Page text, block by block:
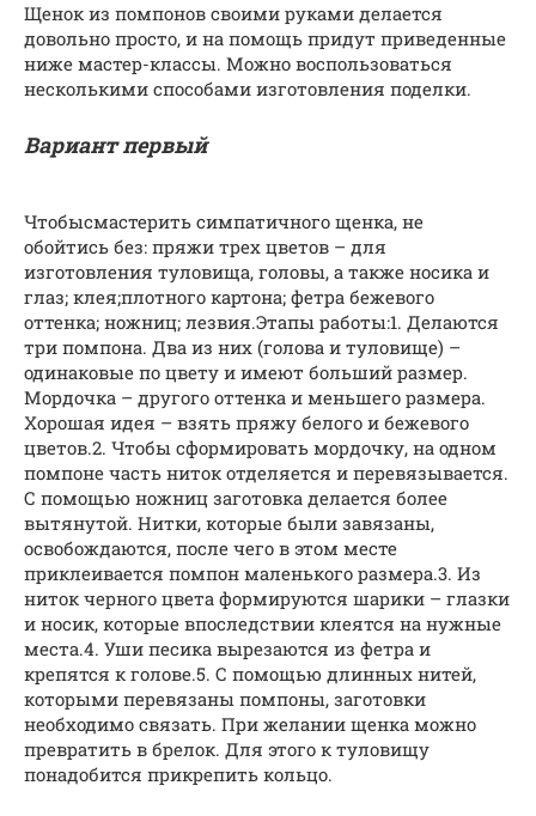
Щенок из помпонов своими руками делается
довольно просто, и на помощь придут приведенные
ниже мастер-классы. Можно воспользоваться
несколькими способами изготовления поделки.
Вариант первый
Чтобысмастерить симпатичного щенка, не
обойтись без: пряжи трех цветов – для
изготовления туловища, головы, а также носика и
глаз; клея;плотного картона; фетра бежевого
оттенка; ножниц; лезвия.Этапы работы:1. Делаются
три помпона. Два из них (голова и туловище) –
одинаковые по цвету и имеют больший размер.
Мордочка – другого оттенка и меньшего размера.
Хорошая идея – взять пряжу белого и бежевого
цветов.2. Чтобы сформировать мордочку, на одном
помпоне часть ниток отделяется и перевязывается.
С помощью ножниц заготовка делается более
вытянутой. Нитки, которые были завязаны,
освобождаются, после чего в этом месте
приклеивается помпон маленького размера.3. Из
ниток черного цвета формируются шарики – глазки
и носик, которые впоследствии клеятся на нужные
места.4. Уши песика вырезаются из фетра и
крепятся к голове.5. С помощью длинных нитей,
которыми перевязаны помпоны, заготовки
необходимо связать. При желании щенка можно
превратить в брелок. Для этого к туловищу
понадобится прикрепить кольцо.